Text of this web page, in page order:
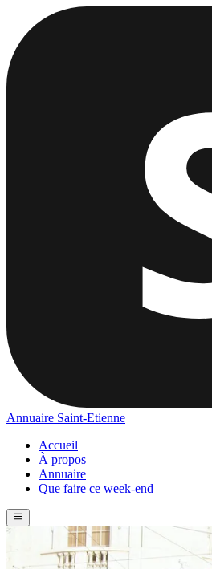
Annuaire Saint-Etienne
Accueil
À propos
Annuaire
Que faire ce week-end